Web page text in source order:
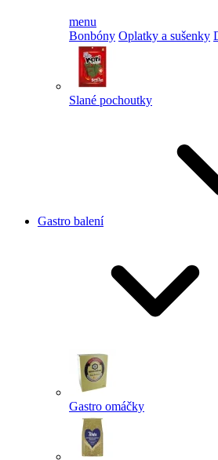
menu
Bonbóny Oplatky a sušenky
Slané pochoutky
Gastro balení
Gastro omáčky